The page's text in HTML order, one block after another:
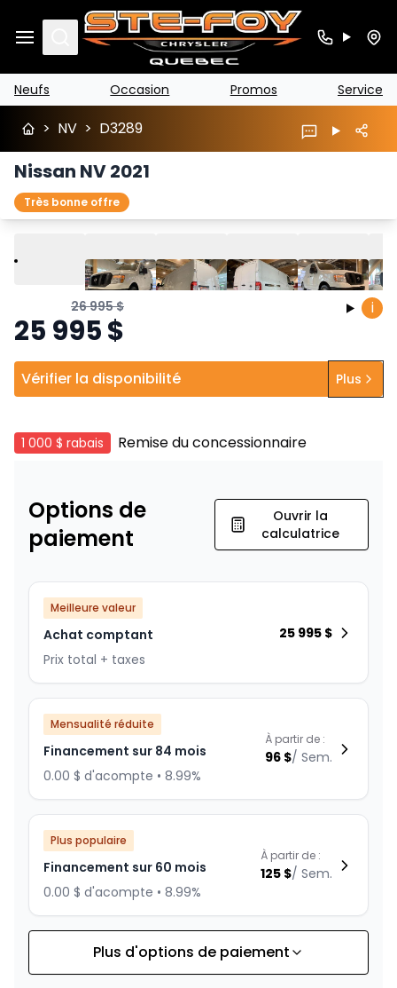
Search
Neufs Occasion Promos Service
> NV > D3289
Nissan NV 2021
Très bonne offre
Lire Précédent
Suivant
26 995$
25 995$
i
Vérifier la disponibilité Plus
1 000 $ rabais Remise du concessionnaire
Options de
paiement
Ouvrir la
calculatrice
Meilleure valeur
Achat comptant
Prix total + taxes
25 995 $
Mensualité réduite
Financement sur 84 mois
0.00 $ d'acompte • 8.99%
À partir de :
96 $/ Sem.
Plus populaire
Financement sur 60 mois
0.00 $ d'acompte • 8.99%
À partir de :
125 $/ Sem.
Financement sur 72 mois
À partir de :
Plus d'options de paiement